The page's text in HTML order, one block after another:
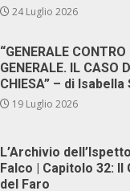
24 Luglio 2026
“GENERALE CONTRO
GENERALE. IL CASO
CHIESA” – di
19 Luglio 2026
L’Archivio
Falco | Capitolo 32: Il
del Faro